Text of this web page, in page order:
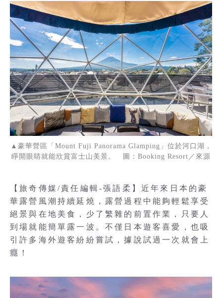
▲豪華營區「Mount Fuji Panorama Glamping」位於河口湖，
睜開眼睛就能欣賞富士山美景。 圖：Booking Resort／來源
【旅奇傳媒/責任編輯-張語柔】近年來日本的豪
華露營風潮持續延燒，露營過程中能夠輕鬆享受
絕景與在地美食，少了繁雜的前置作業，只要人
到場就能簡單露一波。不僅日本遊客喜愛，也吸
引許多海外遊客紛紛嘗試，據說試過一次就會上
癮！